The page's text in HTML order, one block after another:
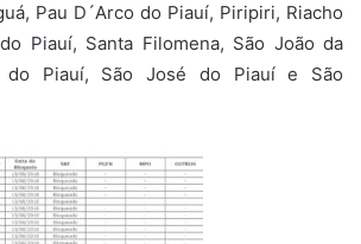
Pau D´Arco do Piauí, Piripiri, Riacho
Piauí, Santa Filomena, São João da
do Piauí, São José do Piauí e São